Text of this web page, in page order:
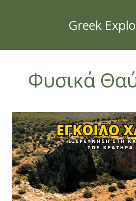
Greek
Φυσικά
Έγκοιλο
Χάος